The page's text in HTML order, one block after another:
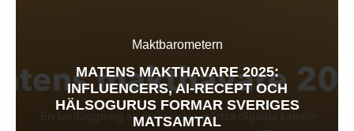
Maktbarometern
MATENS MAKTHAVARE 2025:
INFLUENCERS, AI-RECEPT OCH
HÄLSOGURUS FORMAR SVERIGES
MATSAMTAL